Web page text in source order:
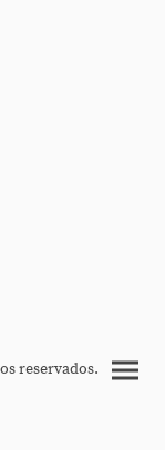
reservados.